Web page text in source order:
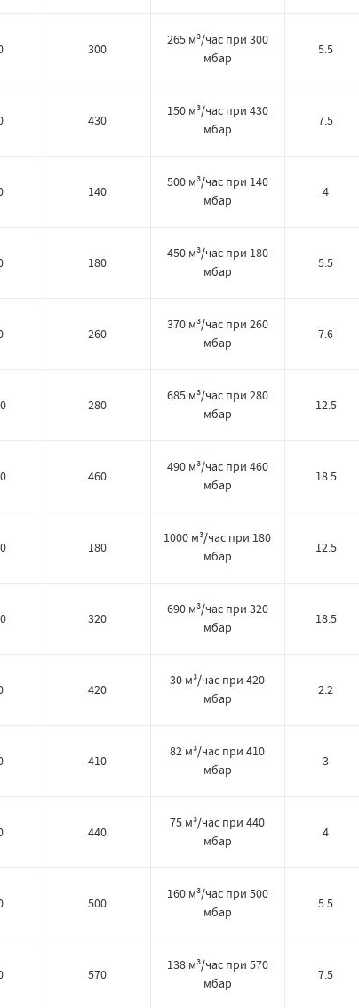
300
265 м³/час при 300
мбар
5.5
430
150 м³/час при 430
мбар
7.5
140
500 м³/час при 140
мбар
4
180
450 м³/час при 180
мбар
5.5
260
370 м³/час при 260
мбар
7.6
280
685 м³/час при 280
мбар
12.5
460
490 м³/час при 460
мбар
18.5
180
1000 м³/час при 180
мбар
12.5
320
690 м³/час при 320
мбар
18.5
420
30 м³/час при 420
мбар
2.2
410
82 м³/час при 410
мбар
3
440
75 м³/час при 440
мбар
4
500
160 м³/час при 500
мбар
5.5
570
138 м³/час при 570
мбар
7.5